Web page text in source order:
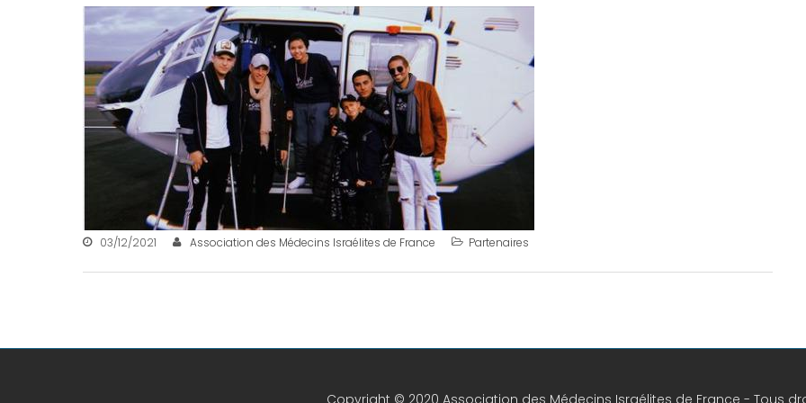
03/12/2021 Association des Médecins Israélites de France Partenaires